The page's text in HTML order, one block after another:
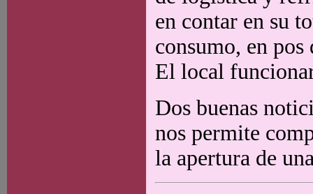
en contar en su
consumo, en
El local
Dos buenas
nos permite
la apertura de